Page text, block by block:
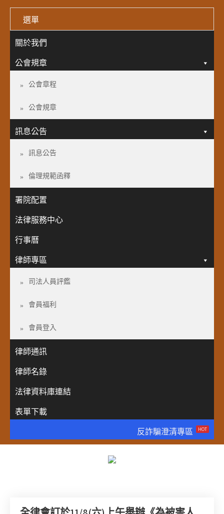
選單
關於我們
公會規章
公會章程
公會規章
訊息公告
訊息公告
倫理規範函釋
署院配置
法律服務中心
行事曆
律師專區
司法人員評鑑
會員福利
會員登入
律師通訊
律師名錄
法律資料庫連結
表單下載
反詐騙澄清專區
HOT